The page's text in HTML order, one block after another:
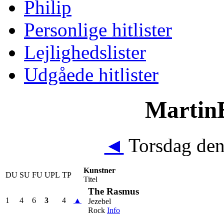
Philip
Personlige hitlister
Lejlighedslister
Udgåede hitlister
◄ Torsdag
DU SU FU UPL TP
Kunstner
Titel
1 4 6 3 4 ▲
The Rasmus
Jezebel
Rock Info